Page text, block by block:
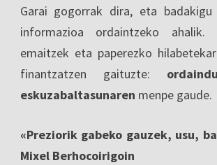
Garai gogorrak dira, eta
informazioa ordaintzeko ahalik.
emaitzek eta paperezko
finantzatzen gaituzte:
eskuzabaltasunaren menpe gaude.
«Preziorik gabeko gauzek, usu,
Mixel Berhocoirigoin